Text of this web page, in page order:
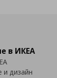
в ИКЕА
и дизайн